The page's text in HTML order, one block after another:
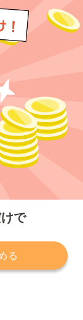
で
る
会社